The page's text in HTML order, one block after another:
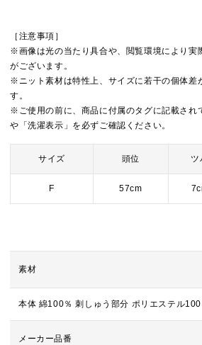
［注意事項］
※画像は光の当たり具合や、閲覧環境により実
がございます。
※ニット素材は特性上、サイズに若干の個体差
す。
※ご使用の前に、商品に付属のタグに記載され
や「洗濯表示」を必ずご確認ください。
サイズ 頭位 ツ
F 57cm
素材
本体 綿100％ 刺しゅう部分 ポリエステル100
メーカー品番